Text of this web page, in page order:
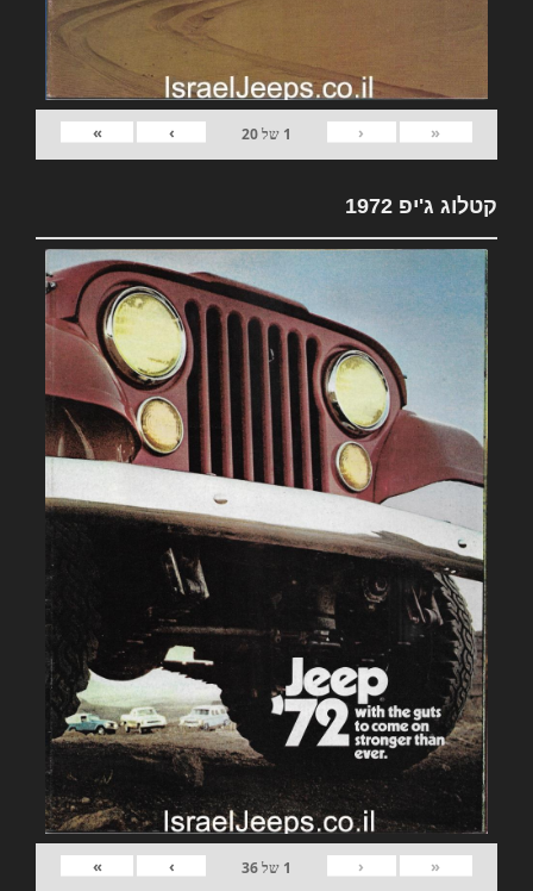
«
‹
1 של20
›
»
קטלוג ג'יפ 1972
«
‹
1 של36
›
»